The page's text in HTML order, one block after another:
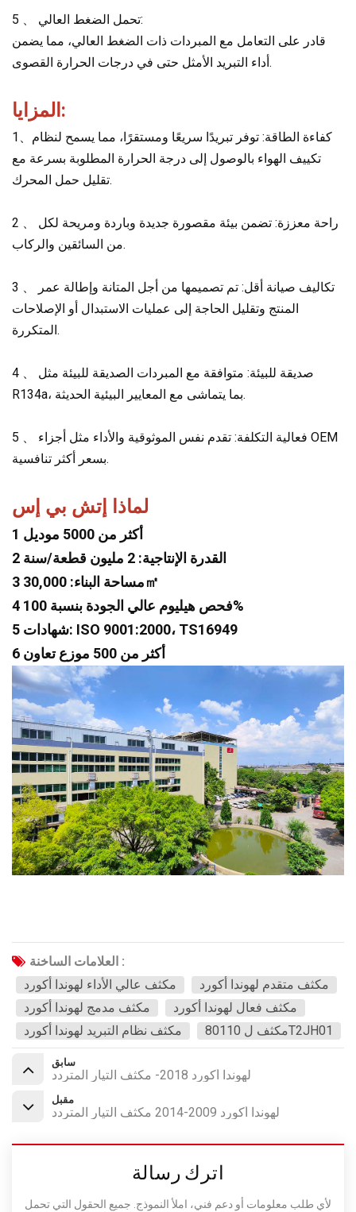
5 、 تحمل الضغط العالي:
قادر على التعامل مع المبردات ذات الضغط العالي، مما يضمن
أداء التبريد الأمثل حتى في درجات الحرارة القصوى.
المزايا:
1、كفاءة الطاقة: توفر تبريدًا سريعًا ومستقرًا، مما يسمح لنظام
تكييف الهواء بالوصول إلى درجة الحرارة المطلوبة بسرعة مع
تقليل حمل المحرك.
2 、 راحة معززة: تضمن بيئة مقصورة جديدة وباردة ومريحة لكل
من السائقين والركاب.
3 、 تكاليف صيانة أقل: تم تصميمها من أجل المتانة وإطالة عمر
المنتج وتقليل الحاجة إلى عمليات الاستبدال أو الإصلاحات
المتكررة.
4 、 صديقة للبيئة: متوافقة مع المبردات الصديقة للبيئة مثل
R134a، بما يتماشى مع المعايير البيئية الحديثة.
5 、 فعالية التكلفة: تقدم نفس الموثوقية والأداء مثل أجزاء OEM
بسعر أكثر تنافسية.
لماذا إتش بي إس
1 أكثر من 5000 موديل
2 القدرة الإنتاجية: 2 مليون قطعة/سنة
3 مساحة البناء: 30,000㎡
4 فحص هيليوم عالي الجودة بنسبة 100%
5 شهادات: ISO 9001:2000، TS16949
6 أكثر من 500 موزع تعاون
العلامات الساخنة :
مكثف عالي الأداء لهوندا أكورد
مكثف متقدم لهوندا أكورد
مكثف مدمج لهوندا أكورد
مكثف فعال لهوندا أكورد
مكثف نظام التبريد لهوندا أكورد
مكثف ل 80110T2JH01
سابق
لهوندا أكورد 2018- مكثف التيار المتردد
مقبل
لهوندا أكورد 2009-2014 مكثف التيار المتردد
اترك رسالة
لأي طلب معلومات أو دعم فني، املأ النموذج. جميع الحقول التي تحمل